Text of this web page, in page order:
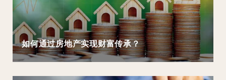
如何通过房地产实现财富传承？